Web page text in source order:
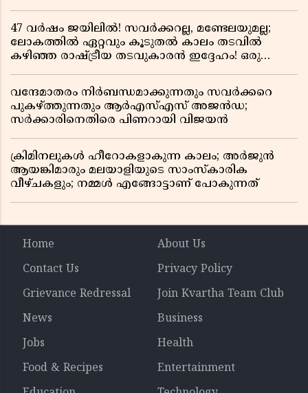
47 വർഷം ജയിലിൽ! സവർക്കറല്ല, മണ്ടേലയുമല്ല;
ലോകത്തിൽ ഏറ്റവും കൂടുതൽ കാലം തടവിൽ
കഴിഞ്ഞ രാഷ്ട്രീയ തടവുകാരൻ ഇദ്ദേഹം! ഒരു
വന്ദേമാതരം നിർബന്ധമാക്കുന്നതും സവർക്കറെ
പുകഴ്ത്തുന്നതും ആർഎസ്എസ് അജൻഡ;
സർക്കാരിനെതിരെ പിണറായി വിജയൻ
ക്രിമിനലുകൾ ഹീറോകളാകുന്ന കാലം; അർജുൻ
ആയങ്കിമാരും മലയാളിയുടെ സാംസ്കാരിക
വീഴ്ചകളും; നമ്മൾ എങ്ങോട്ടാണ് പോകുന്നത്
Home
About Us
Contact Us
Privacy Policy
Grievance Redressal
Join Kvartha Team Club
News
Business
Jobs
Health
Food & Recipes
Entertainment